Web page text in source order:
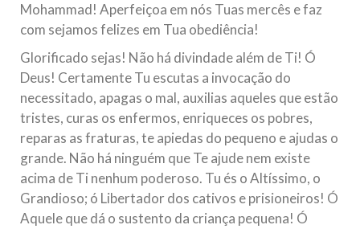
Mohammad! Aperfeiçoa em nós Tuas mercês e faz
com sejamos felizes em Tua obediência!
Glorificado sejas! Não há divindade além de Ti! Ó
Deus! Certamente Tu escutas a invocação do
necessitado, apagas o mal, auxilias aqueles que estão
tristes, curas os enfermos, enriqueces os pobres,
reparas as fraturas, te apiedas do pequeno e ajudas o
grande. Não há ninguém que Te ajude nem existe
acima de Ti nenhum poderoso. Tu és o Altíssimo, o
Grandioso; ó Libertador dos cativos e prisioneiros! Ó
Aquele que dá o sustento da criança pequena! Ó